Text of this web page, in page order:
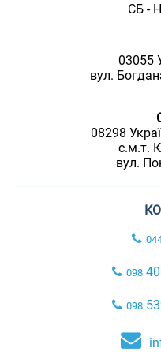
СБ -
03055
вул.
08298
с.м.т.
вул.
098
098